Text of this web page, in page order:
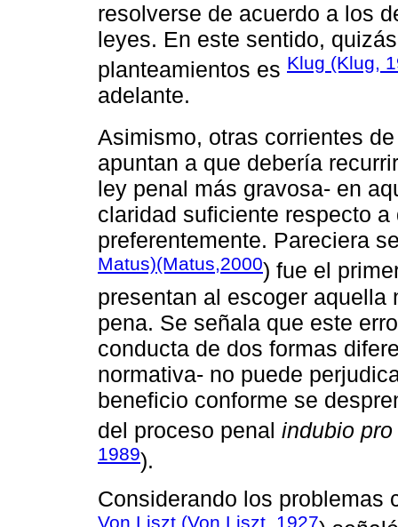
resolverse de acuerdo a los
leyes. En este sentido,
planteamientos es Klug (Klug,
adelante.
Asimismo, otras corrientes
apuntan a que debería
ley penal más gravosa- en
claridad suficiente respecto
preferentemente. Pareciera
Matus)(Matus,2000) fue el
presentan al escoger aquella
pena. Se señala que este
conducta de dos formas
normativa- no puede
beneficio conforme se
del proceso penal indubio pro
1989).
Considerando los problemas
Von Liszt (Von Liszt, 1927